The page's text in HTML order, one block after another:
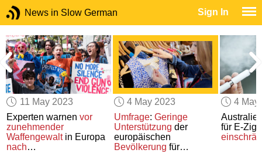
News in Slow German Sign In
11 May 2023
Experten warnenvor
zunehmender
Waffengewaltin Europa
nach
4 May 2023
Umfrage: Geringe
Unterstützung der
europäischen
Bevölkerung für
4 May
für E-